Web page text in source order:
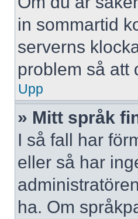
in sommartid
serverns
problem så att
Upp
» Mitt språk
I så fall har
eller så har
ha. Om